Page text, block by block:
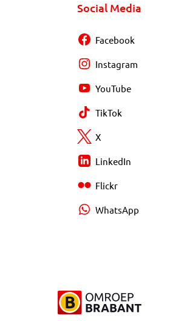
Social Media
Facebook
Instagram
YouTube
TikTok
X
LinkedIn
Flickr
WhatsApp